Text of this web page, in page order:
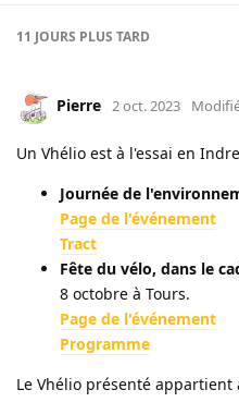
11 JOURS PLUS TARD
Pierre 2 oct. 2023
Un Vhélio est à l'essai en
Journée de
Page de l'événement
Tract
Fête du vélo, dans le
8 octobre à Tours.
Page de l'événement
Programme
Le Vhélio présenté appartient